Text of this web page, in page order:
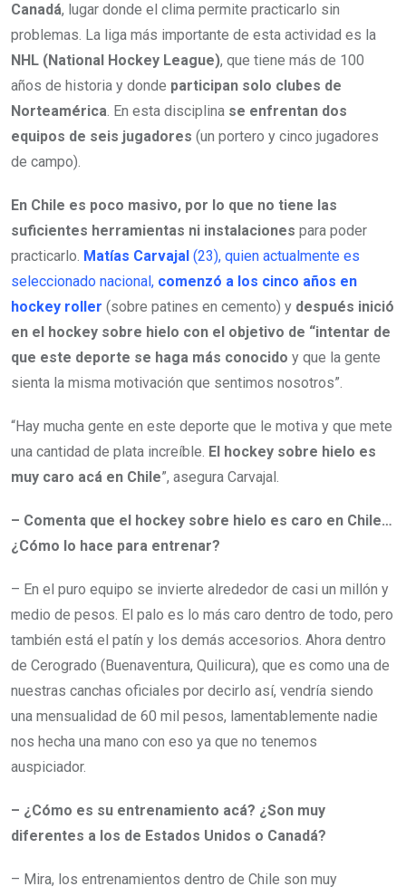
Canadá, lugar donde el clima permite practicarlo sin
problemas. La liga más importante de esta actividad es la
NHL (National Hockey League), que tiene más de 100
años de historia y donde participan solo clubes de
Norteamérica. En esta disciplina se enfrentan dos
equipos de seis jugadores (un portero y cinco jugadores
de campo).
En Chile es poco masivo, por lo que no tiene las
suficientes herramientas ni instalaciones para poder
practicarlo. Matías Carvajal (23), quien actualmente es
seleccionado nacional, comenzó a los cinco años en
hockey roller (sobre patines en cemento) y después inició
en el hockey sobre hielo con el objetivo de “intentar de
que este deporte se haga más conocido y que la gente
sienta la misma motivación que sentimos nosotros”.
“Hay mucha gente en este deporte que le motiva y que mete
una cantidad de plata increíble. El hockey sobre hielo es
muy caro acá en Chile”, asegura Carvajal.
– Comenta que el hockey sobre hielo es caro en Chile…
¿Cómo lo hace para entrenar?
– En el puro equipo se invierte alrededor de casi un millón y
medio de pesos. El palo es lo más caro dentro de todo, pero
también está el patín y los demás accesorios. Ahora dentro
de Cerogrado (Buenaventura, Quilicura), que es como una de
nuestras canchas oficiales por decirlo así, vendría siendo
una mensualidad de 60 mil pesos, lamentablemente nadie
nos hecha una mano con eso ya que no tenemos
auspiciador.
– ¿Cómo es su entrenamiento acá? ¿Son muy
diferentes a los de Estados Unidos o Canadá?
– Mira, los entrenamientos dentro de Chile son muy